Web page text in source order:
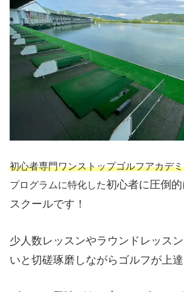
初心者専門ワンストップゴルフアカデ
プログラムに特化した初心者に圧倒
スクールです！
少人数レッスンやラウンドレッス
いと切磋琢磨しながらゴルフが上達